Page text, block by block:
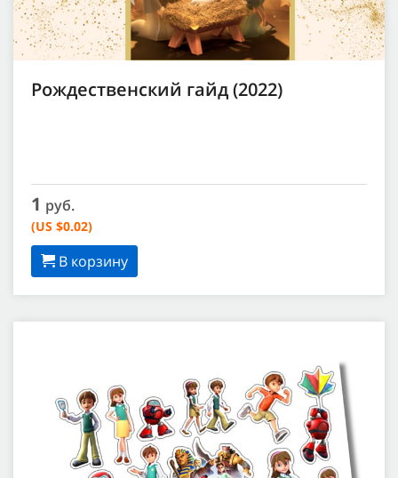
Рождественский гайд (2022)
1 руб.
(US $0.02)
В корзину